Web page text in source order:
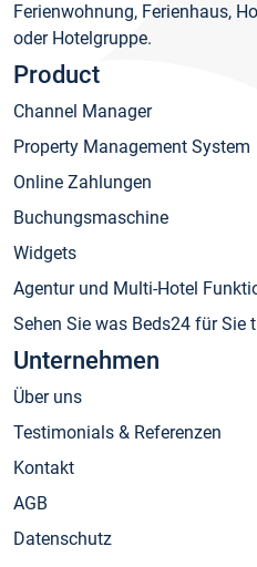
Ferienwohnung, Ferienhaus,
oder Hotelgruppe.
Product
Channel Manager
Property Management System
Online Zahlungen
Buchungsmaschine
Widgets
Agentur und Multi-Hotel
Sehen Sie was Beds24 für Sie
Unternehmen
Über uns
Testimonials & Referenzen
Kontakt
AGB
Datenschutz